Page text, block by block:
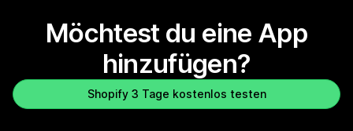
Möchtest du eine App
hinzufügen?
Shopify 3 Tage kostenlos testen